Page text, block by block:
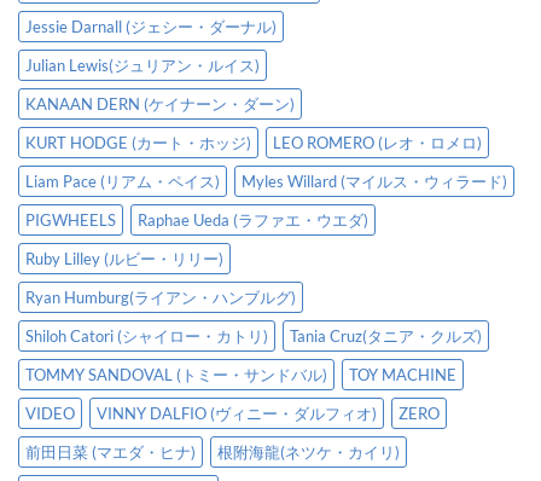
Jessie Darnall (ジェシー・ダーナル)
Julian Lewis(ジュリアン・ルイス)
KANAAN DERN (ケイナーン・ダーン)
KURT HODGE (カート・ホッジ)
LEO ROMERO (レオ・ロメロ)
Liam Pace (リアム・ペイス)
Myles Willard (マイルス・ウィラード)
PIGWHEELS
Raphae Ueda (ラファエ・ウエダ)
Ruby Lilley (ルビー・リリー)
Ryan Humburg(ライアン・ハンブルグ)
Shiloh Catori (シャイロー・カトリ)
Tania Cruz(タニア・クルズ)
TOMMY SANDOVAL (トミー・サンドバル)
TOY MACHINE
VIDEO
VINNY DALFIO (ヴィニー・ダルフィオ)
ZERO
前田日菜 (マエダ・ヒナ)
根附海龍(ネツケ・カイリ)